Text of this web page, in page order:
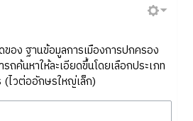
อง ฐานข้อมูลการเมืองการปกครอง
ค้นหาให้ละเอียดขึ้นโดยเลือกประเภท
ไวต่ออักษรใหญ่เล็ก)